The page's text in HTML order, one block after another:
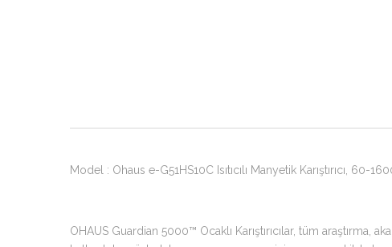
Model : Ohaus e-G51HS10C Isıtıcılı Manyetik Karıştırıcı, 60-
OHAUS Guardian 5000™ Ocaklı Karıştırıcılar, tüm araştırma,